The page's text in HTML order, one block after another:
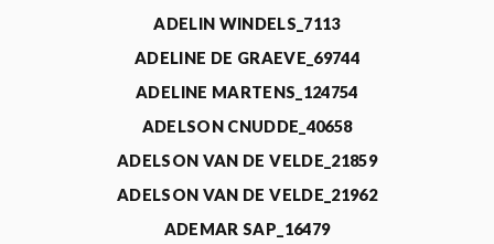
ADELIN WINDELS_7113
ADELINE DE GRAEVE_69744
ADELINE MARTENS_124754
ADELSON CNUDDE_40658
ADELSON VAN DE VELDE_21859
ADELSON VAN DE VELDE_21962
ADEMAR SAP_16479